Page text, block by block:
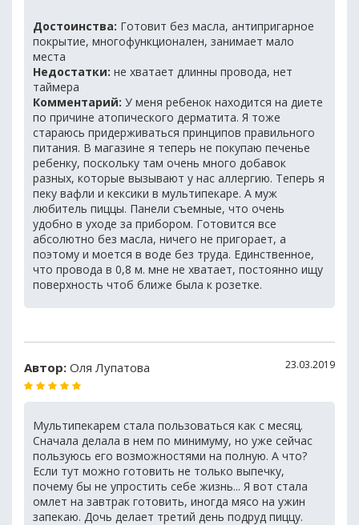
Достоинства: Готовит без масла, антипригарное
покрытие, многофункционален, занимает мало
места
Недостатки: не хватает длинны провода, нет
таймера
Комментарий: У меня ребенок находится на диете
по причине атопического дерматита. Я тоже
стараюсь придерживаться принципов правильного
питания. В магазине я теперь не покупаю печенье
ребенку, поскольку там очень много добавок
разных, которые вызывают у нас аллергию. Теперь я
пеку вафли и кексики в мультипекаре. А муж
любитель пиццы. Панели съемные, что очень
удобно в уходе за прибором. Готовится все
абсолютно без масла, ничего не пригорает, а
поэтому и моется в воде без труда. Единственное,
что провода в 0,8 м. мне не хватает, постоянно ищу
поверхность чтоб ближе была к розетке.
Автор: Оля Лупатова 23.03.2019
Мультипекарем стала пользоваться как с месяц.
Сначала делала в нем по минимуму, но уже сейчас
пользуюсь его возможностями на полную. А что?
Если тут можно готовить не только выпечку,
почему бы не упростить себе жизнь... Я вот стала
омлет на завтрак готовить, иногда мясо на ужин
запекаю. Дочь делает третий день подруд пиццу.